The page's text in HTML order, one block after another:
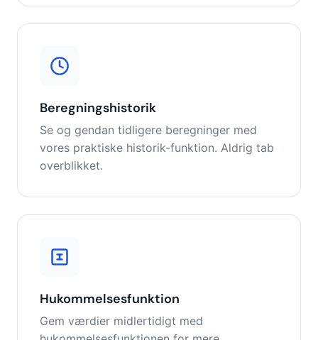
Beregningshistorik
Se og gendan tidligere beregninger med
vores praktiske historik-funktion. Aldrig tab
overblikket.
Hukommelsesfunktion
Gem værdier midlertidigt med